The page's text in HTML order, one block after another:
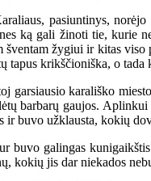
pasiuntinys,
ką gali žinoti tie, kurie
žygiui ir kitas
krikščioniška, o
karališko
barbarų gaujos.
buvo užklausta, kokių
galingas
kokių jis dar niekados